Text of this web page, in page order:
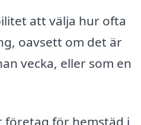
att välja hur ofta
oavsett om det är
vecka, eller som en
företag för hemstäd i